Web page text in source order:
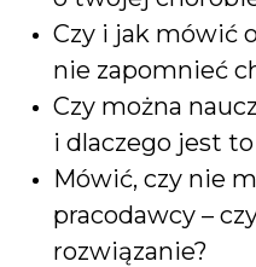
Czy i jak mówić
nie zapomnieć
Czy można
i dlaczego jest
Mówić, czy nie
pracodawcy –
rozwiązanie?